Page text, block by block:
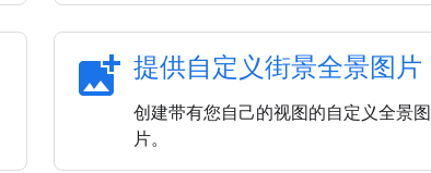
add_photo_alternate 提供自定义街景全景图片
创建带有您自己的视图的自定义全景图
片。